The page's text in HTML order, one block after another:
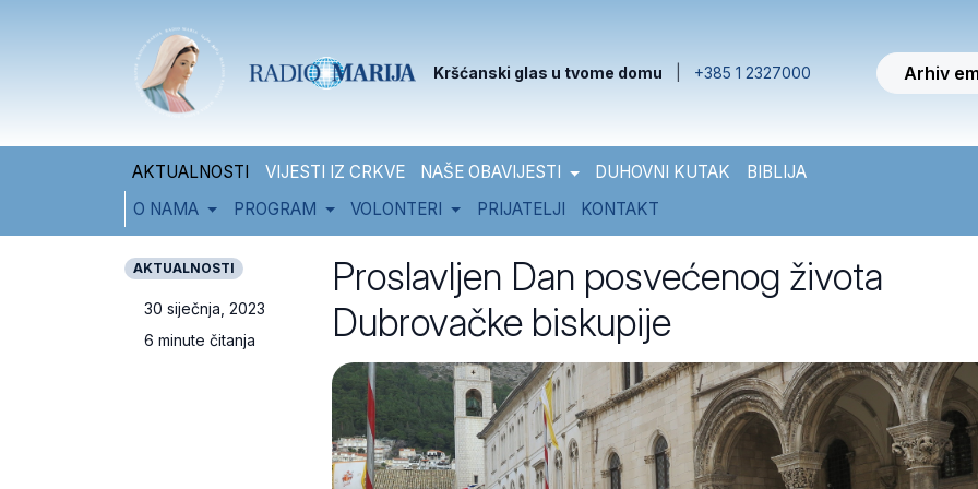
Kršćanski glas u tvome domu +385 1 2327000 Arhiv
AKTUALNOSTI VIJESTI IZ CRKVE NAŠE OBAVIJESTI DUHOVNI KUTAK
BIBLIJA
O NAMA
PROGRAM VOLONTERI PRIJATELJI KONTAKT
AKTUALNOSTI
30 siječnja, 2023
6 minute čitanja
Proslavljen Dan posvećenog života
Dubrovačke biskupije